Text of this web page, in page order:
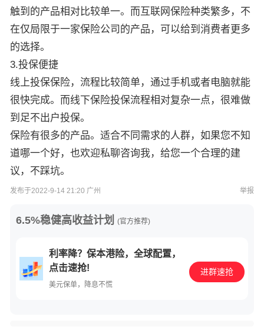
触到的产品相对比较单一。而互联网保险种类繁多，不
在仅局限于一家保险公司的产品，可以给到消费者更多
的选择。
3.投保便捷
线上投保保险，流程比较简单，通过手机或者电脑就能
很快完成。而线下保险投保流程相对复杂一点，很难做
到足不出户投保。
保险有很多的产品。适合不同需求的人群，如果您不知
道哪一个好，也欢迎私聊咨询我，给您一个合理的建
议，不踩坑。
发布于2022-9-14 21:20 广州 举报
6.5%稳健高收益计划 (官方推荐)
利率降？保本港险，全球配置，
点击速抢!
美元保单，降息不慌
进群速抢